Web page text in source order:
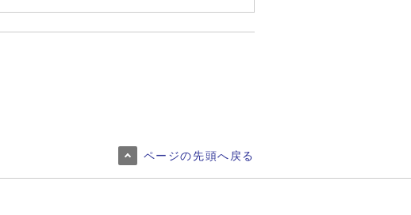
ページの先頭へ戻る